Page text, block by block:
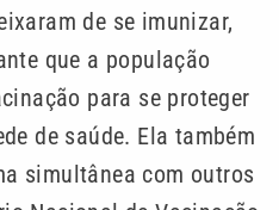
de se imunizar,
que a população
para se proteger
de saúde. Ela também
simultânea com outros